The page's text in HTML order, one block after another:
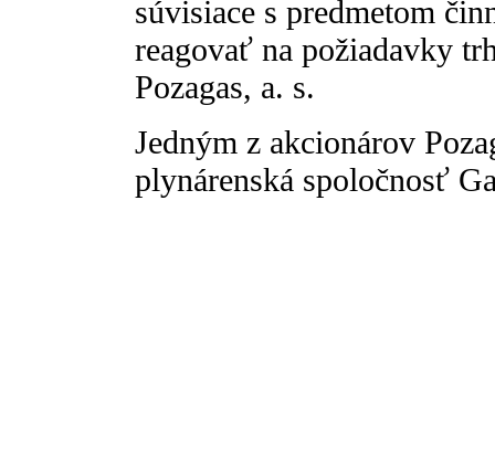
súvisiace s predmetom
reagovať na požiadavky
Pozagas, a. s.
Jedným z akcionárov
plynárenská spoločnosť